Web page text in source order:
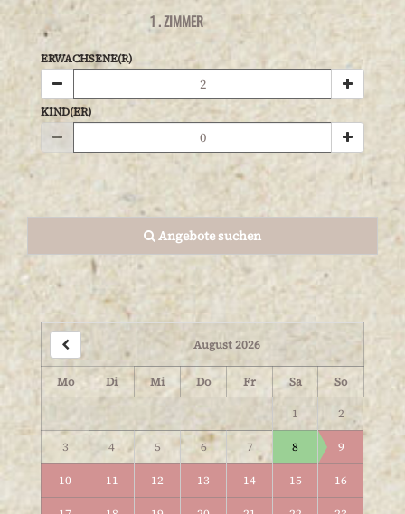
1. ZIMMER
ERWACHSENE(R)
KIND(ER)
Angebote suchen
August 2026
Mo Di Mi Do Fr Sa So
1 2
3 4 5 6 7 8 9
10 11 12 13 14 15 16